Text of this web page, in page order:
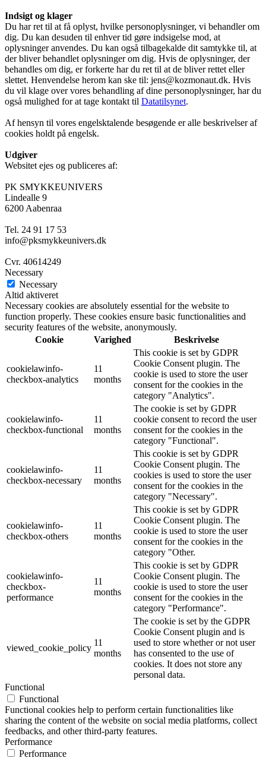
Indsigt og klager
Du har ret til at få oplyst, hvilke personoplysninger, vi behandler om
dig. Du kan desuden til enhver tid gøre indsigelse mod, at
oplysninger anvendes. Du kan også tilbagekalde dit samtykke til, at
der bliver behandlet oplysninger om dig. Hvis de oplysninger, der
behandles om dig, er forkerte har du ret til at de bliver rettet eller
slettet. Henvendelse herom kan ske til: jens@kozmonaut.dk. Hvis
du vil klage over vores behandling af dine personoplysninger, har du
også mulighed for at tage kontakt til Datatilsynet.
Af hensyn til vores engelsktalende besøgende er alle beskrivelser af
cookies holdt på engelsk.
Udgiver
Websitet ejes og publiceres af:
PK SMYKKEUNIVERS
Lindealle 9
6200 Aabenraa
Tel. 24 91 17 53
info@pksmykkeunivers.dk
Cvr. 40614249
Necessary
Necessary
Altid aktiveret
Necessary cookies are absolutely essential for the website to
function properly. These cookies ensure basic functionalities and
security features of the website, anonymously.
Cookie
Varighed Beskrivelse
cookielawinfo-
checkbox-analytics
11
months
This cookie is set by GDPR
Cookie Consent plugin. The
cookie is used to store the user
consent for the cookies in the
category "Analytics".
cookielawinfo-
checkbox-functional
11
months
The cookie is set by GDPR
cookie consent to record the user
consent for the cookies in the
category "Functional".
cookielawinfo-
checkbox-necessary
11
months
This cookie is set by GDPR
Cookie Consent plugin. The
cookies is used to store the user
consent for the cookies in the
category "Necessary".
cookielawinfo-
checkbox-others
11
months
This cookie is set by GDPR
Cookie Consent plugin. The
cookie is used to store the user
consent for the cookies in the
category "Other.
cookielawinfo-
checkbox-
performance
11
months
This cookie is set by GDPR
Cookie Consent plugin. The
cookie is used to store the user
consent for the cookies in the
category "Performance".
viewed_cookie_policy
11
months
The cookie is set by the GDPR
Cookie Consent plugin and is
used to store whether or not user
has consented to the use of
cookies. It does not store any
personal data.
Functional
Functional
Functional cookies help to perform certain functionalities like
sharing the content of the website on social media platforms, collect
feedbacks, and other third-party features.
Performance
Performance